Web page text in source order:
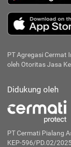
PT Agregasi Cermat
oleh Otoritas Jasa
Didukung oleh
PT Cermati Pialang
KEP-596/PD.02/